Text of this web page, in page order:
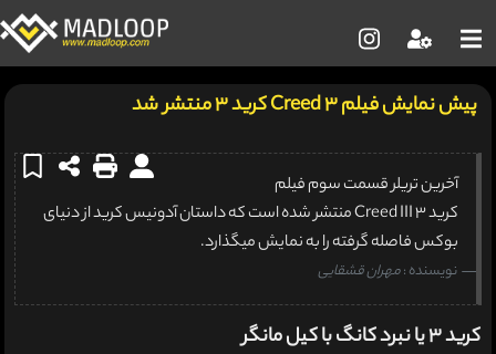
پیش نمایش فیلم Creed 3 کرید 3 منتشر شد
آخرین تریلر قسمت سوم فیلم
کرید 3 Creed III منتشر شده است که داستان آدونیس کرید از دنیای
بوکس فاصله گرفته را به نمایش میگذارد.
نویسنده :مهران قشقایی
کرید 3 یا نبرد کانگ با کیل مانگر